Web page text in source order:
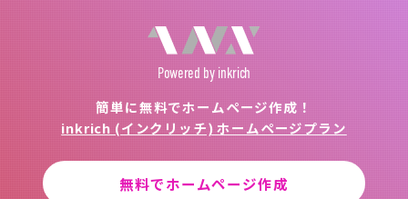
Powered by inkrich
簡単に無料でホームページ作成！
inkrich (インクリッチ) ホームページプラン
無料でホームページ作成